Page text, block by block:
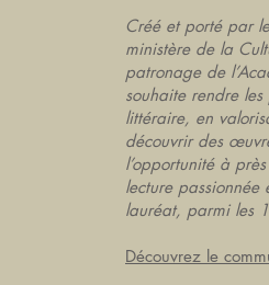
Créé et porté par
ministère de la
patronage de
souhaite rendre les
littéraire, en
découvrir des
l’opportunité à
lecture
lauréat, parmi les
Découvrez le